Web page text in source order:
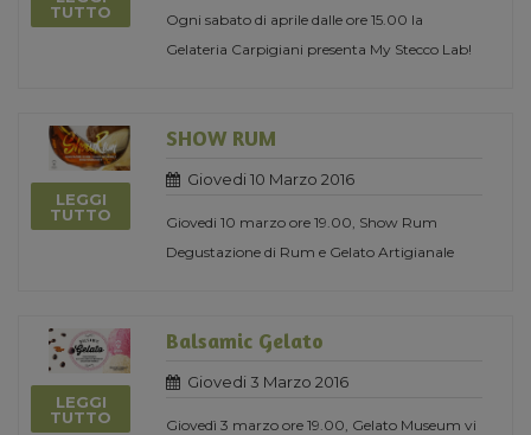
TUTTO
Ogni sabato di aprile dalle ore 15.00 la
Gelateria Carpigiani presenta My Stecco Lab!
LEGGI
TUTTO
SHOW RUM
Giovedi 10 Marzo 2016
Giovedi 10 marzo ore 19.00, Show Rum
Degustazione di Rum e Gelato Artigianale
LEGGI
TUTTO
Balsamic Gelato
Giovedi 3 Marzo 2016
Giovedì 3 marzo ore 19.00, Gelato Museum vi